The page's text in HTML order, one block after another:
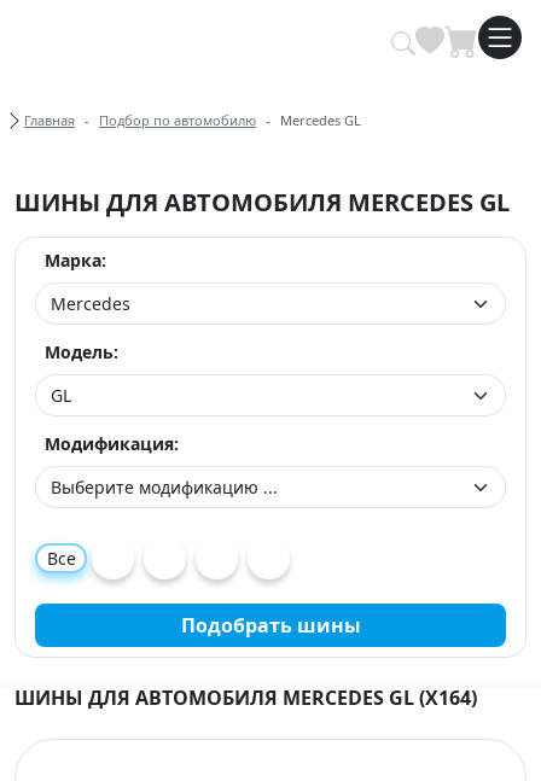
Купить автомобильные шины
Хлебные крошки
Главная Подбор по автомобилю Mercedes GL
ШИНЫ ДЛЯ АВТОМОБИЛЯ MERCEDES GL
Марка:
Модель:
Модификация:
Все
Подобрать шины
ШИНЫ ДЛЯ АВТОМОБИЛЯ MERCEDES GL (X164)